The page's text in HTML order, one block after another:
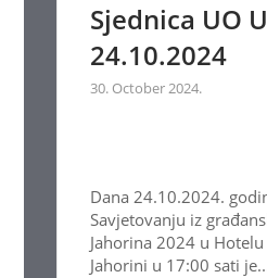
Sjednica UO
24.10.2024
30. October 2024.
Dana 24.10.2024.
Savjetovanju iz
Jahorina 2024 u
Jahorini u 17:00 sati